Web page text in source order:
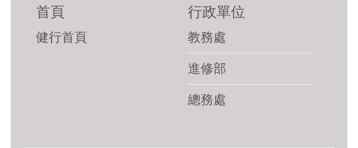
首頁
健行首頁
行政單位
教務處
進修部
總務處